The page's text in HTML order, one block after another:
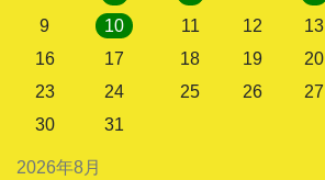
2026年8月
9
10 11 12 13
16
17 18 19 20
23
24 25 26 27
30
31